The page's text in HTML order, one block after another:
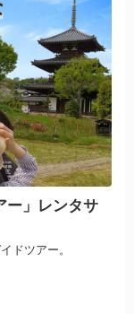
ー」レンタサ
ドツアー。